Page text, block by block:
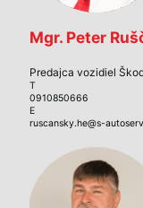
Mgr. Peter
Predajca vozidiel
T
0910850666
E
ruscansky.he@s-